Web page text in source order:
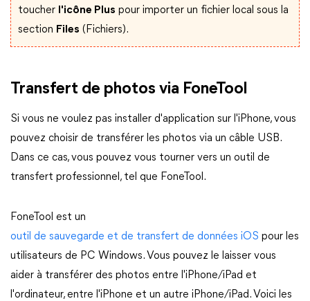
toucher l'icône Plus pour importer un fichier local sous la
section Files (Fichiers).
Transfert de photos via FoneTool
Si vous ne voulez pas installer d'application sur l'iPhone, vous
pouvez choisir de transférer les photos via un câble USB.
Dans ce cas, vous pouvez vous tourner vers un outil de
transfert professionnel, tel que FoneTool.
FoneTool est un
outil de sauvegarde et de transfert de données iOS pour les
utilisateurs de PC Windows. Vous pouvez le laisser vous
aider à transférer des photos entre l'iPhone/iPad et
l'ordinateur, entre l'iPhone et un autre iPhone/iPad. Voici les